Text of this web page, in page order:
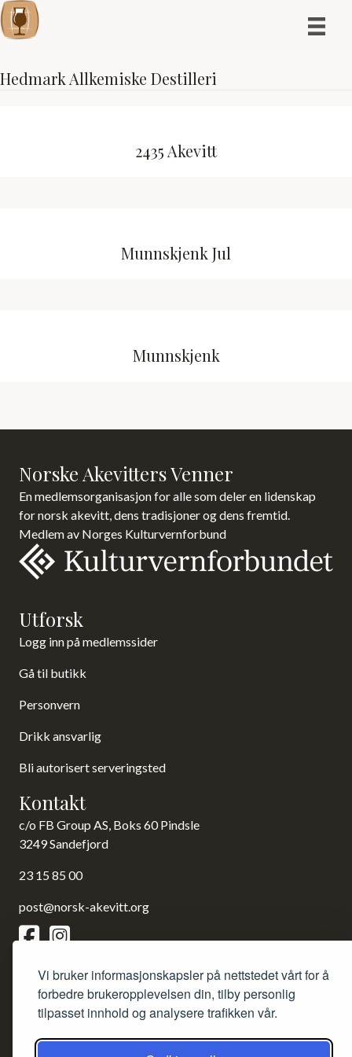
Vi bruker informasjonskapsler på nettstedet vårt for å
forbedre brukeropplevelsen din, tilby personlig
tilpasset innhold og analysere trafikken vår.
Hedmark Allkemiske Destilleri
2435 Akevitt
Munnskjenk Jul
Munnskjenk
Norske Akevitters Venner
En medlemsorganisasjon for alle som deler en lidenskap
for norsk akevitt, dens tradisjoner og dens fremtid.
Medlem av Norges Kulturvernforbund
Utforsk
Logg inn på medlemssider
Gå til butikk
Personvern
Drikk ansvarlig
Bli autorisert serveringsted
Kontakt
c/o FB Group AS, Boks 60 Pindsle
3249 Sandefjord
23 15 85 00
post@norsk-akevitt.org
plakaten.
Ansvarlig redaktør: Frank Bruun.